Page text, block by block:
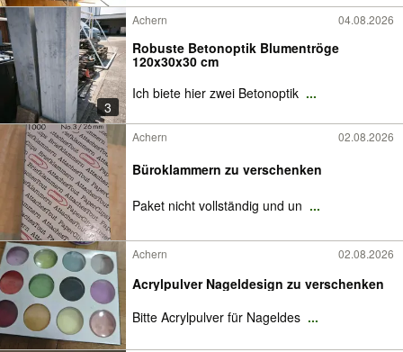
3
Achern 04.08.2026
Robuste Betonoptik Blumentröge
120x30x30 cm
Ich biete hier zwei Betonoptik ...
Achern 02.08.2026
Büroklammern zu verschenken
Paket nicht vollständig und un ...
Achern 02.08.2026
Acrylpulver Nageldesign zu verschenken
Bitte Acrylpulver für Nageldes ...